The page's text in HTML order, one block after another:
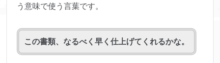
う意味で使う言葉です。
この書類、なるべく早く仕上げてくれるかな。